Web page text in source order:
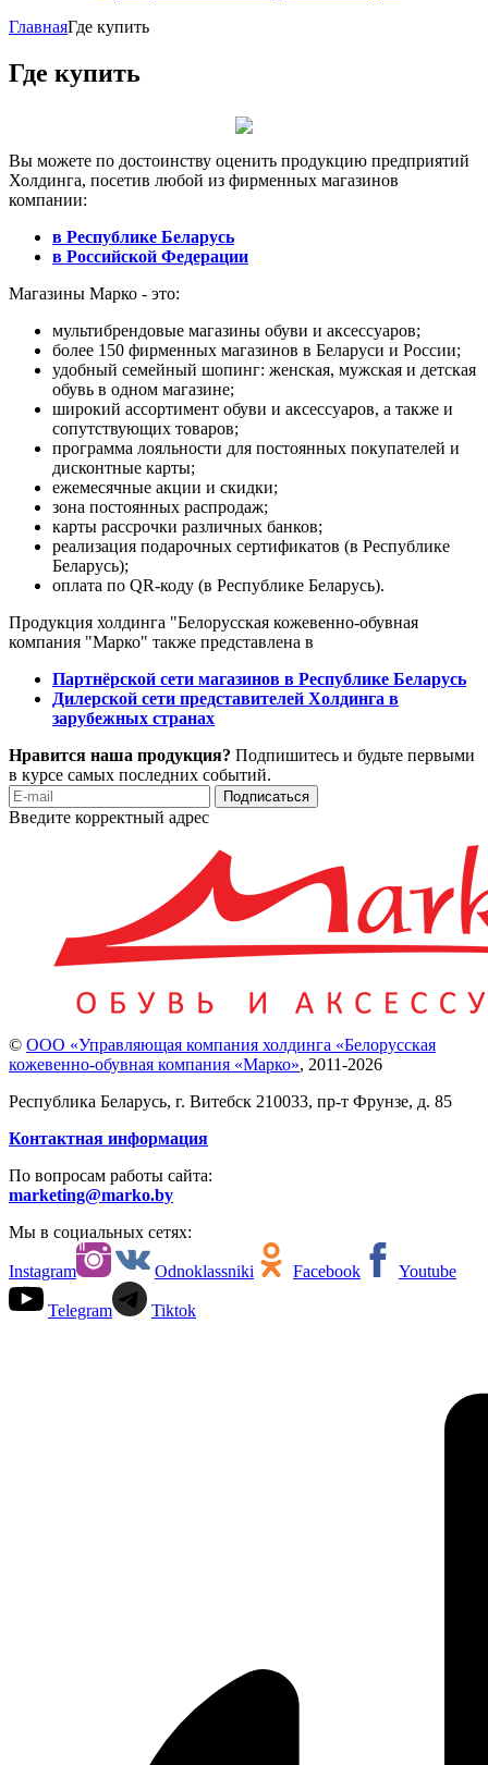
ГлавнаяГде купить
Где купить
Вы можете по достоинству оценить продукцию предприятий
Холдинга, посетив любой из фирменных магазинов
компании:
в Республике Беларусь
в Российской Федерации
Магазины Марко - это:
мультибрендовые магазины обуви и аксессуаров;
более 150 фирменных магазинов в Беларуси и России;
удобный семейный шопинг: женская, мужская и детская
обувь в одном магазине;
широкий ассортимент обуви и аксессуаров, а также и
сопутствующих товаров;
программа лояльности для постоянных покупателей и
дисконтные карты;
ежемесячные акции и скидки;
зона постоянных распродаж;
карты рассрочки различных банков;
реализация подарочных сертификатов (в Республике
Беларусь);
оплата по QR-коду (в Республике Беларусь).
Продукция холдинга "Белорусская кожевенно-обувная
компания "Марко" также представлена в
Партнёрской сети магазинов в Республике Беларусь
Дилерской сети представителей Холдинга в
зарубежных странах
Нравится наша продукция? Подпишитесь и будьте первыми
в курсе самых последних событий.
Подписаться
Введите корректный адрес
© ООО «Управляющая компания холдинга «Белорусская
кожевенно-обувная компания «Марко», 2011-2026
Республика Беларусь, г. Витебск 210033, пр-т Фрунзе, д. 85
Контактная информация
По вопросам работы сайта:
marketing@marko.by
Мы в социальных сетях:
Instagram Odnoklassniki Facebook Youtube
Telegram Tiktok